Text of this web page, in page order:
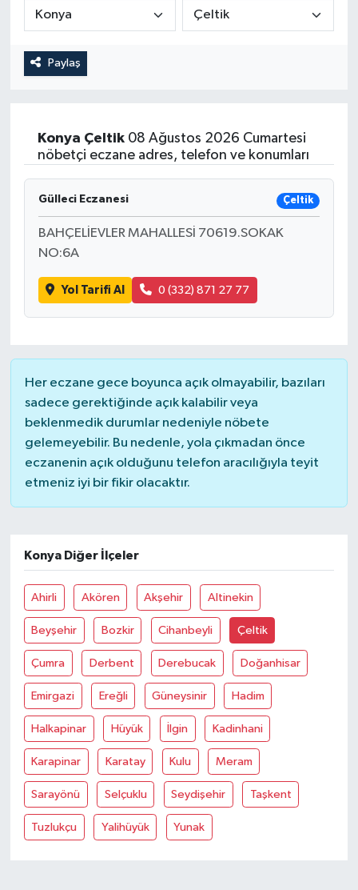
Paylaş
Konya Çeltik08 Ağustos 2026 Cumartesi
nöbetçi eczane adres, telefon ve konumları
Gülleci Eczanesi Çeltik
BAHÇELİEVLER MAHALLESİ 70619.SOKAK
NO:6A
Yol Tarifi Al 0 (332) 871 27 77
Her eczane gece boyunca açık olmayabilir, bazıları
sadece gerektiğinde açık kalabilir veya
beklenmedik durumlar nedeniyle nöbete
gelemeyebilir. Bu nedenle, yola çıkmadan önce
eczanenin açık olduğunu telefon aracılığıyla teyit
etmeniz iyi bir fikir olacaktır.
Konya Diğer İlçeler
Ahirli Akören Akşehir Altinekin
Beyşehir Bozkir Cihanbeyli Çeltik
Çumra Derbent Derebucak Doğanhisar
Emirgazi Ereğli Güneysinir Hadim
Halkapinar Hüyük İlgin Kadinhani
Karapinar Karatay Kulu Meram
Sarayönü Selçuklu Seydişehir Taşkent
Tuzlukçu Yalihüyük Yunak
Medya
Sağlık
Sivil Toplum
Siyaset
Spor
Turizm
Yerel Yönetimler
DÜNYA
YEREL